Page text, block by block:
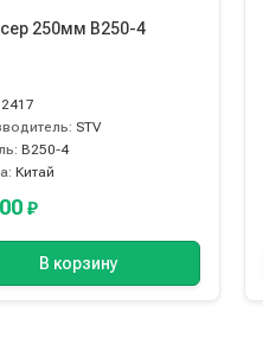
250мм B250-4
STV
B250-4
Китай
₽
В корзину